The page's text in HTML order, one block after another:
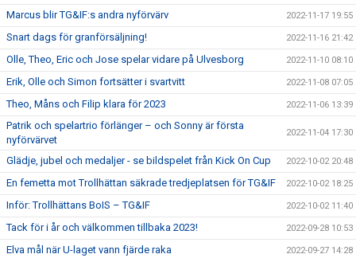
Marcus blir TG&IF:s andra nyförvärv 2022-11-17 19:55
Snart dags för granförsäljning! 2022-11-16 21:42
Olle, Theo, Eric och Jose spelar vidare på Ulvesborg 2022-11-10 08:10
Erik, Olle och Simon fortsätter i svartvitt 2022-11-08 07:05
Theo, Måns och Filip klara för 2023 2022-11-06 13:39
Patrik och spelartrio förlänger – och Sonny är första
nyförvärvet
2022-11-04 17:30
Glädje, jubel och medaljer - se bildspelet från Kick On Cup 2022-10-02 20:48
En femetta mot Trollhättan säkrade tredjeplatsen för TG&IF 2022-10-02 18:25
Inför: Trollhättans BoIS – TG&IF 2022-10-02 11:40
Tack för i år och välkommen tillbaka 2023! 2022-09-28 10:53
Elva mål när U-laget vann fjärde raka 2022-09-27 14:28